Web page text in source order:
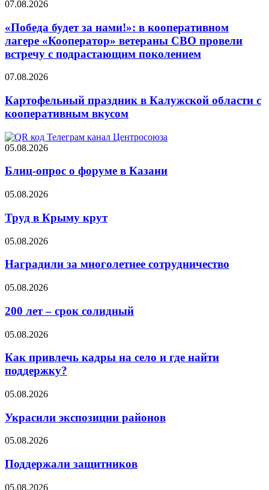
07.08.2026
«Победа будет за нами!»: в кооперативном
лагере «Кооператор» ветераны СВО провели
встречу с подрастающим поколением
07.08.2026
Картофельный праздник в Калужской области с
кооперативным вкусом
05.08.2026
Блиц-опрос о форуме в Казани
05.08.2026
Труд в Крыму крут
05.08.2026
Наградили за многолетнее сотрудничество
05.08.2026
200 лет – срок солидный
05.08.2026
Как привлечь кадры на село и где найти
поддержку?
05.08.2026
Украсили экспозиции районов
05.08.2026
Поддержали защитников
05.08.2026